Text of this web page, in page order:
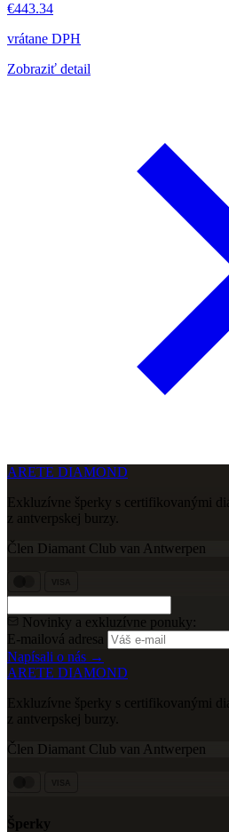
€443.34
vrátane DPH
Zobraziť detail
ARETE DIAMOND
Exkluzívne šperky s certifikovanými
z antverpskej burzy.
Člen Diamant Club van Antwerpen
Novinky a exkluzívne ponuky:
E-mailová adresa
Napísali o nás →
ARETE DIAMOND
Exkluzívne šperky s certifikovanými
z antverpskej burzy.
Člen Diamant Club van Antwerpen
Šperky